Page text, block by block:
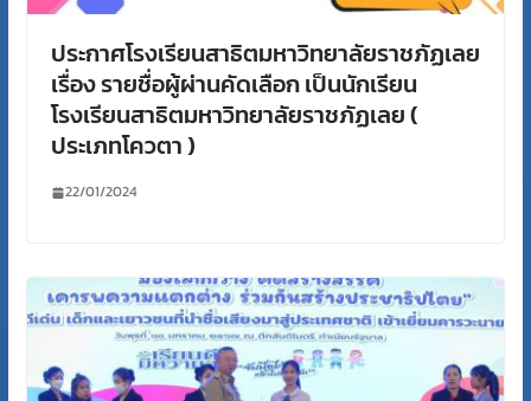
ประกาศโรงเรียนสาธิตมหาวิทยาลัยราชภัฏเลย
เรื่อง รายชื่อผู้ผ่านคัดเลือก เป็นนักเรียน
โรงเรียนสาธิตมหาวิทยาลัยราชภัฏเลย (
ประเภทโควตา )
22/01/2024